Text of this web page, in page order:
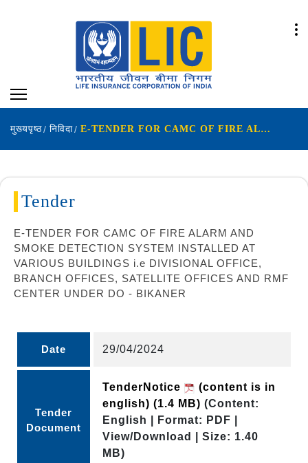
मुख्यपृष्ठ निविदा E-TENDER FOR CAMC OF FIRE ALARM AND SMOKE DETECTION SYSTEM INSTALLED AT VARIOUS BUILDINGS ie DIVISIONAL OFFICE BRANCH OFFICES SATELLITE OFFICES AND RMF CENTER UNDER DO - BIKANER
Tender
E-TENDER FOR CAMC OF FIRE ALARM AND
SMOKE DETECTION SYSTEM INSTALLED AT
VARIOUS BUILDINGS i.e DIVISIONAL OFFICE,
BRANCH OFFICES, SATELLITE OFFICES AND RMF
CENTER UNDER DO - BIKANER
Date 29/04/2024
Tender
Document
TenderNotice
(content is in
english) (1.4 MB) (Content:
English | Format: PDF |
View/Download | Size: 1.40
MB)